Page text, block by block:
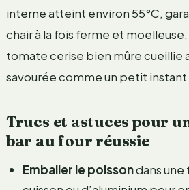
interne atteint environ 55°C,
chair à la fois ferme et moelleuse,
tomate cerise bien mûre cueillie
savourée comme un petit
Trucs et astuces pour
bar au four réussie
Emballer le poissondans une